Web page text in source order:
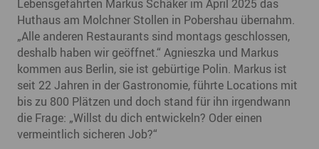
Lebensgefährten Markus Schäker im April 2025 das
Huthaus am Molchner Stollen in Pobershau übernahm.
„Alle anderen Restaurants sind montags geschlossen,
deshalb haben wir geöffnet.“ Agnieszka und Markus
kommen aus Berlin, sie ist gebürtige Polin. Markus ist
seit 22 Jahren in der Gastronomie, führte Locations mit
bis zu 800 Plätzen und doch stand für ihn irgendwann
die Frage: „Willst du dich entwickeln? Oder einen
vermeintlich sicheren Job?“